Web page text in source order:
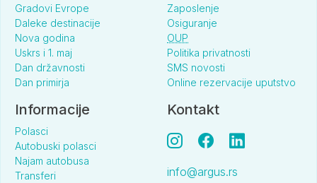
Gradovi Evrope
Daleke destinacije
Nova godina
Uskrs i 1. maj
Dan državnosti
Dan primirja
Zaposlenje
Osiguranje
OUP
Politika privatnosti
SMS novosti
Online rezervacije uputstvo
Informacije
Polasci
Autobuski polasci
Najam autobusa
Transferi
Kontakt
info@argus.rs